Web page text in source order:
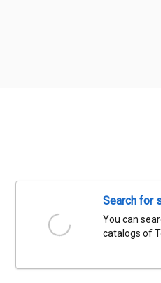
Search for
You can
catalogs of